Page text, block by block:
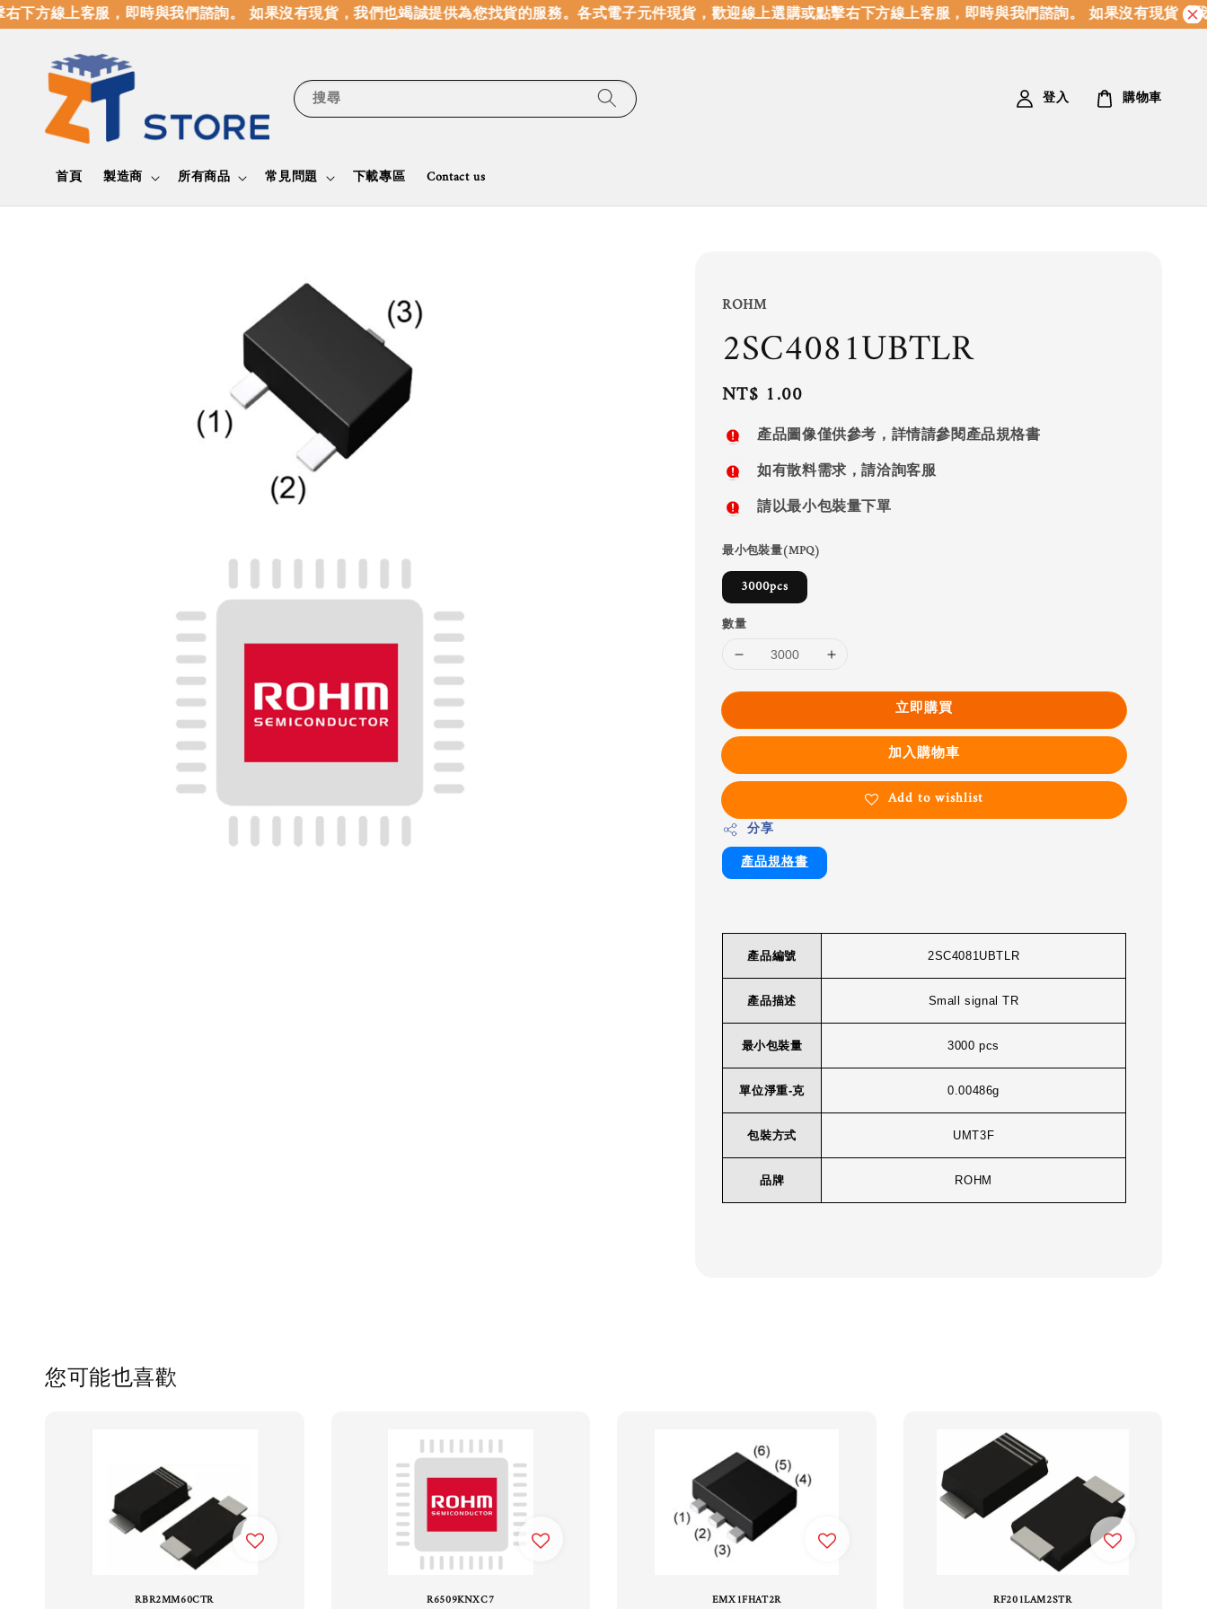
方線上客服，即時與我們諮詢。 如果沒有現貨，我們也竭誠提供為您找貨的服務。各式電子元件現貨，歡迎線上選購或點擊右下方線上客服，即時與我們諮詢。 如果沒有現貨，我
搜尋
首頁 製造商 所有商品 常見問題 下載專區 Contact us
登入 購物車
ROHM
2SC4081UBTLR
Regular
price
NT$ 1.00
產品圖像僅供參考，詳情請參閱產品規格書
如有散料需求，請洽詢客服
請以最小包裝量下單
最小包裝量(MPQ)
3000pcs
數量
立即購買
加入購物車
Add to wishlist
分享
產品規格書
產品編號 2SC4081UBTLR
產品描述 Small signal TR
最小包裝量 3000 pcs
單位淨重-克 0.00486g
包裝方式 UMT3F
品牌 ROHM
您可能也喜歡
RBR2MM60CTR R6509KNXC7 EMX1FHAT2R RF201LAM2STR